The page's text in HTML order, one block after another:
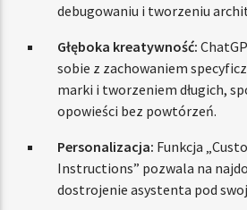
debugowaniu i tworzeniu
Głęboka kreatywność:
sobie z zachowaniem
marki i tworzeniem długich,
opowieści bez powtórzeń.
Personalizacja: Funkcja
Instructions” pozwala na
dostrojenie asystenta pod